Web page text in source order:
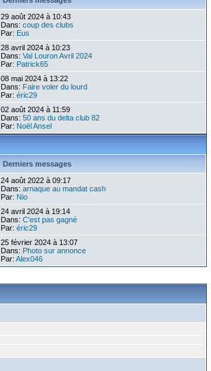
29 août 2024 à 10:43
Dans: coup des clubs
Par: Eus
28 avril 2024 à 10:23
Dans: Val Louron Avril 2024
Par: Patrick65
08 mai 2024 à 13:22
Dans: Faire voler du lourd
Par: éric29
02 août 2024 à 11:59
Dans: 50 ans du delta club 82
Par: Noël Ansel
Derniers messages
24 août 2022 à 09:17
Dans: arnaque au mandat cash
Par: Nio
24 avril 2024 à 19:14
Dans: C'est pas gagné
Par: éric29
25 février 2024 à 13:07
Dans: Photo sur annonce
Par: Alex046